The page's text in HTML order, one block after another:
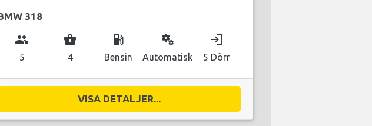
318
group
5
business_center
4
local_gas_station
Bensin
miscellaneous_services
Automatisk
login
5 Dörr
VISA DETALJER...